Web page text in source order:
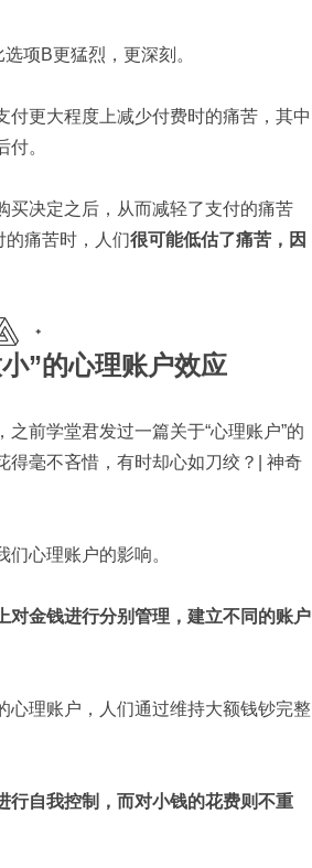
项B更猛烈，更深刻。
更大程度上减少付费时的痛苦，其中
付。
买决定之后，从而减轻了支付的痛苦
的痛苦时，人们很可能低估了痛苦，因
”的心理账户效应
前学堂君发过一篇关于“心理账户”的
毫不吝惜，有时却心如刀绞？| 神奇
心理账户的影响。
对金钱进行分别管理，建立不同的账户
心理账户，人们通过维持大额钱钞完整
行自我控制，而对小钱的花费则不重